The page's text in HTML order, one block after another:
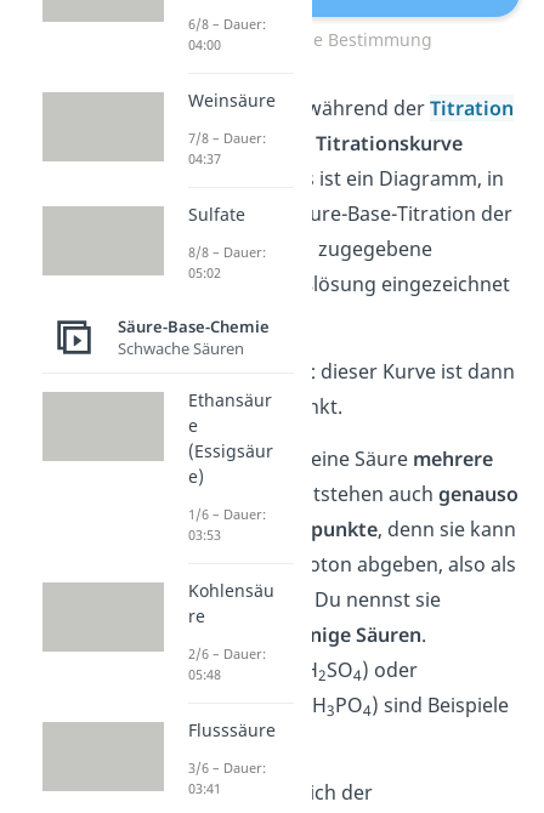
Grafische Bestimmung
Dafür musst du während derTitration
eine sogenannteTitrationskurve
aufzeichnen. Das ist ein Diagramm, in
dem bei einer Säure-Base-Titration der
pH-Wert und das zugegebene
Volumen an Maßlösung eingezeichnet
sind.
Wendepunkt dieser Kurve ist dann
der gesuchte Punkt.
Übrigens:Wenn eine Säure mehrere
Protonen
hat, entstehen auchgenauso
viele Äquivalenzpunkte, denn sie kann
mehrmals ein Proton abgeben, also als
Säure reagieren. Du nennst sie
mehrprotonige Säuren.
Schwefelsäure (H2SO4) oder
Phosphorsäure (H3PO4) sind Beispiele
dafür.
Allgemein lässt sich der
6/8 – Dauer:
04:00
Weinsäure
7/8 – Dauer:
04:37
Sulfate
8/8 – Dauer:
05:02
Säure-Base-Chemie
Schwache Säuren
Ethansäur
e
(Essigsäur
e)
1/6 – Dauer:
03:53
Kohlensäu
re
2/6 – Dauer:
05:48
Flusssäure
3/6 – Dauer:
03:41